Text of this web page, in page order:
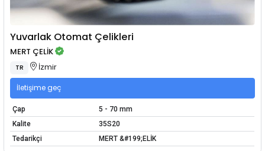
Yuvarlak Otomat Çelikleri
MERT ÇELİK
TR İzmir
İletişime geç
Çap
5 - 70 mm
Kalite
35S20
Tedarikçi
MERT &#199;ELİK